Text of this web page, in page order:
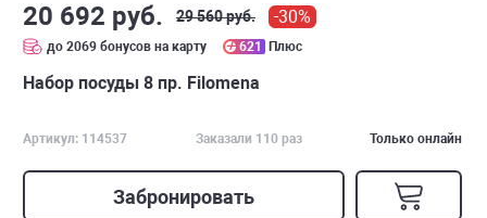
20 692 руб. 29 560 руб. -30%
до 2069 бонусов на карту 621 Плюс
Набор посуды 8 пр. Filomena
Артикул: 114537 Заказали 110 раз Только онлайн
Забронировать